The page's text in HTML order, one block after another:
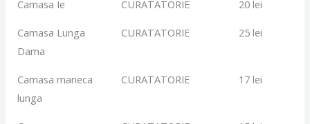
Camasa Ie CURATATORIE 20 lei
Camasa Lunga
Dama
CURATATORIE 25 lei
Camasa maneca
lunga
CURATATORIE 17 lei